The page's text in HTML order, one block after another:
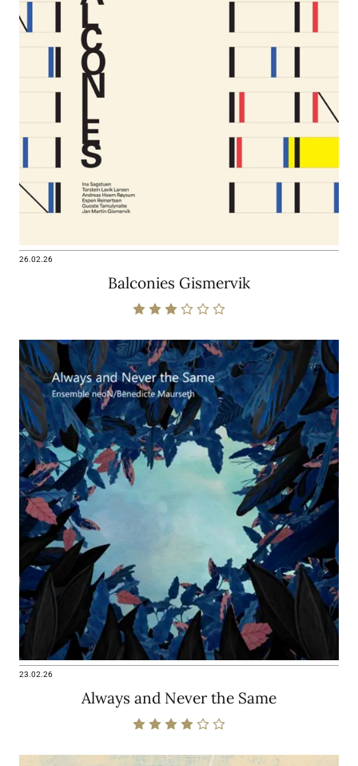
26.02.26
Balconies Gismervik
23.02.26
Always and Never the Same